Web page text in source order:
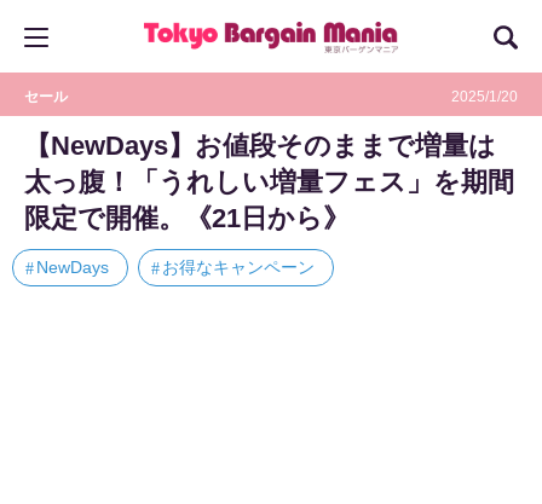
セール 2025/1/20
【NewDays】お値段そのままで増量は
太っ腹！「うれしい増量フェス」を期間
限定で開催。《21日から》
NewDays お得なキャンペーン